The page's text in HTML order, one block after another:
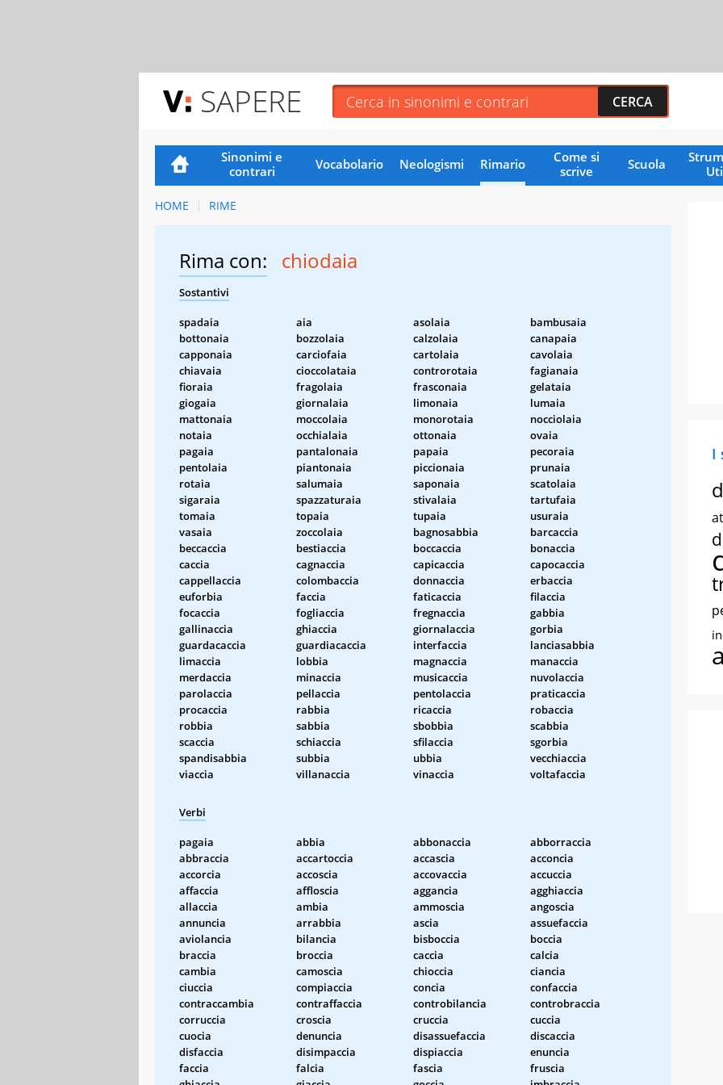
SAPERE
Sinonimi e
contrari
Vocabolario Neologismi Rimario
Come si
scrive
Scuola
HOME RIME
Rima con: chiodaia
Sostantivi
spadaia aia asolaia
bambusaia
bottonaia
bozzolaia calzolaia
canapaia
capponaia
carciofaia cartolaia
cavolaia
chiavaia
cioccolataia controrotaia
fagianaia
fioraia
fragolaia frasconaia
gelataia
giogaia
giornalaia limonaia
lumaia
mattonaia
moccolaia monorotaia
nocciolaia
notaia
occhialaia ottonaia
ovaia
pagaia
pantalonaia papaia
pecoraia
pentolaia
piantonaia piccionaia
prunaia
rotaia
salumaia saponaia
scatolaia
sigaraia
spazzaturaia stivalaia
tartufaia
tomaia
topaia tupaia
usuraia
vasaia
zoccolaia bagnosabbia
barcaccia
beccaccia
bestiaccia boccaccia
bonaccia
caccia
cagnaccia capicaccia
capocaccia
cappellaccia
colombaccia donnaccia
erbaccia
euforbia
faccia faticaccia
filaccia
focaccia
fogliaccia fregnaccia
gabbia
gallinaccia
ghiaccia giornalaccia
gorbia
guardacaccia
guardiacaccia interfaccia
lanciasabbia
limaccia
lobbia magnaccia
manaccia
merdaccia
minaccia musicaccia
nuvolaccia
parolaccia
pellaccia pentolaccia
praticaccia
procaccia
rabbia ricaccia
robaccia
robbia
sabbia sbobbia
scabbia
scaccia
schiaccia sfilaccia
sgorbia
spandisabbia
subbia ubbia
vecchiaccia
viaccia
villanaccia vinaccia voltafaccia
Verbi
pagaia abbia abbonaccia
abborraccia
abbraccia
accartoccia accascia
acconcia
accorcia
accoscia accovaccia
accuccia
affaccia
affloscia aggancia
agghiaccia
allaccia
ambia ammoscia
angoscia
annuncia
arrabbia ascia
assuefaccia
aviolancia
bilancia bisboccia
boccia
braccia
broccia caccia
calcia
cambia
camoscia chioccia
ciancia
ciuccia
compiaccia concia
confaccia
contraccambia
contraffaccia controbilancia
controbraccia
corruccia
croscia cruccia
cuccia
cuocia
denuncia disassuefaccia
discaccia
disfaccia
disimpaccia dispiaccia
enuncia
faccia
falcia fascia
fruscia
I